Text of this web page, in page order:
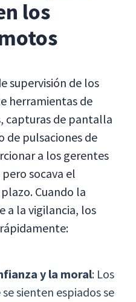
los
supervisión de los
herramientas de
capturas de pantalla
de pulsaciones de
a los gerentes
socava el
Cuando la
a la vigilancia, los
y la moral: Los
sienten espiados se